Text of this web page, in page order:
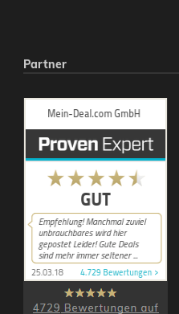
Partner